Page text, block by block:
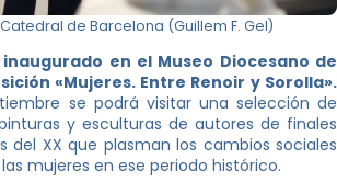
de Barcelona (Guillem F. Gel)
en el Museo Diocesano de
«Mujeres. Entre Renoir y Sorolla».
se podrá visitar una selección de
y esculturas de autores de finales
del XX que plasman los cambios sociales
mujeres en ese periodo histórico.